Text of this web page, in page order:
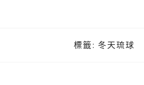
標籤: 冬天琉球